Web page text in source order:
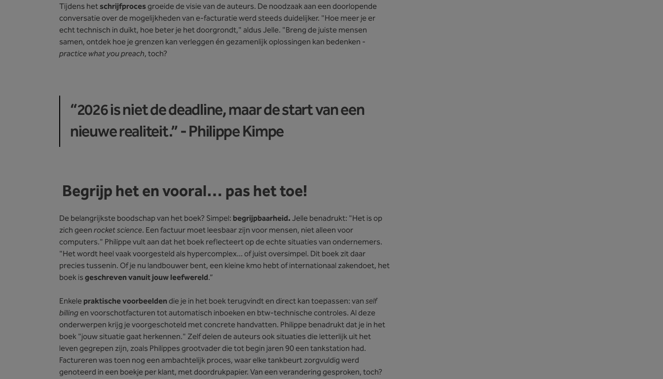
Tijdens hetschrijfprocesgroeide de visie van de auteurs. De noodzaak aan een doorlopende
conversatie over de mogelijkheden van e-facturatie werd steeds duidelijker. "Hoe meer je er
echt technisch in duikt, hoe beter je het doorgrondt," aldus Jelle. "Breng de juiste mensen
samen, ontdek hoe je grenzen kan verleggen én gezamenlijk oplossingen kan bedenken -
practice what you preach, toch?
“2026 is niet de deadline, maar de start van een
nieuwe realiteit.” - Philippe Kimpe
Begrijp het en vooral… pas het toe!
De belangrijkste boodschap van het boek? Simpel: begrijpbaarheid.Jelle benadrukt: "Het is op
zich geenrocket science. Een factuur moet leesbaar zijn voor mensen, niet alleen voor
computers." Philippe vult aan dat het boek reflecteert op de echte situaties van ondernemers.
"Het wordt heel vaak voorgesteld als hypercomplex... of juist oversimpel. Dit boek zit daar
precies tussenin. Of je nu landbouwer bent, een kleine kmo hebt of internationaal zakendoet, het
boek isgeschreven vanuit jouw leefwereld.”
Enkelepraktische voorbeeldendie je in het boek terugvindt en direct kan toepassen: vanself
billingen voorschotfacturen tot automatisch inboeken en btw-technische controles. Al deze
onderwerpen krijg je voorgeschoteld met concrete handvatten. Philippe benadrukt dat je in het
boek "jouw situatie gaat herkennen." Zelf delen de auteurs ook situaties die letterlijk uit het
leven gegrepen zijn, zoals Philippes grootvader die tot begin jaren 90 een tankstation had.
Factureren was toen nog een ambachtelijk proces, waar elke tankbeurt zorgvuldig werd
genoteerd in een boekje per klant, met doordrukpapier. Van een verandering gesproken, toch?